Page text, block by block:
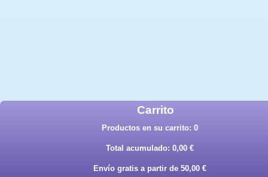
Carrito
Productos en su carrito: 0
Total acumulado: 0,00 €
Envío gratis a partir de 50,00 €